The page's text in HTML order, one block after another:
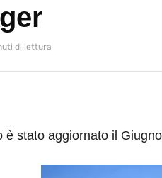
di lettura
è stato aggiornato il